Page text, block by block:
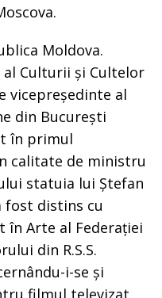
Moldova.
Culturii și Cultelor
vicepreședinte al
din București
în primul
calitate de ministru
statuia lui Ștefan
fost distins cu
Arte al Federației
din R.S.S.
i-se și
filmul televizat